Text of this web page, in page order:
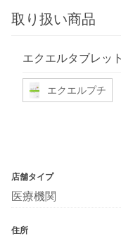
取り扱い商品
エクエルタブレット
エクエルプチ
店舗タイプ
医療機関
住所